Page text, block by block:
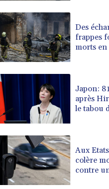
Des
frappes
morts en
Japon:
après
le tabou
Aux
colère
contre